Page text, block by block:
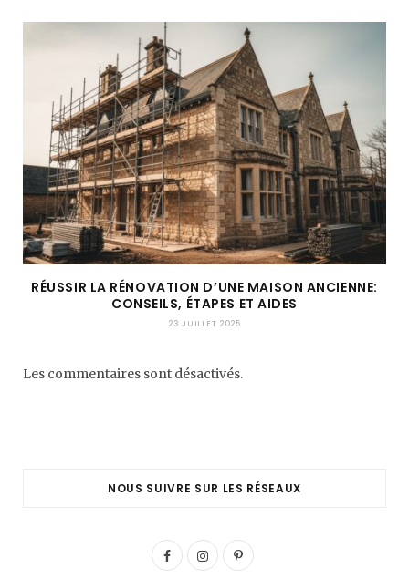
RÉUSSIR LA RÉNOVATION D’UNE MAISON ANCIENNE:
CONSEILS, ÉTAPES ET AIDES
23 JUILLET 2025
Les commentaires sont désactivés.
NOUS SUIVRE SUR LES RÉSEAUX
F
I
P